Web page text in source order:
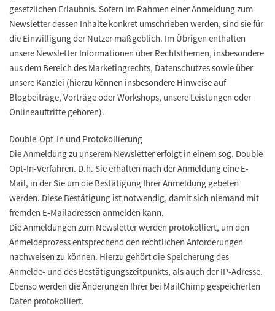
gesetzlichen Erlaubnis. Sofern im Rahmen einer Anmeldung zum
Newsletter dessen Inhalte konkret umschrieben werden, sind sie für
die Einwilligung der Nutzer maßgeblich. Im Übrigen enthalten
unsere Newsletter Informationen über Rechtsthemen, insbesondere
aus dem Bereich des Marketingrechts, Datenschutzes sowie über
unsere Kanzlei (hierzu können insbesondere Hinweise auf
Blogbeiträge, Vorträge oder Workshops, unsere Leistungen oder
Onlineauftritte gehören).
Double-Opt-In und Protokollierung
Die Anmeldung zu unserem Newsletter erfolgt in einem sog. Double-
Opt-In-Verfahren. D.h. Sie erhalten nach der Anmeldung eine E-
Mail, in der Sie um die Bestätigung Ihrer Anmeldung gebeten
werden. Diese Bestätigung ist notwendig, damit sich niemand mit
fremden E-Mailadressen anmelden kann.
Die Anmeldungen zum Newsletter werden protokolliert, um den
Anmeldeprozess entsprechend den rechtlichen Anforderungen
nachweisen zu können. Hierzu gehört die Speicherung des
Anmelde- und des Bestätigungszeitpunkts, als auch der IP-Adresse.
Ebenso werden die Änderungen Ihrer bei MailChimp gespeicherten
Daten protokolliert.